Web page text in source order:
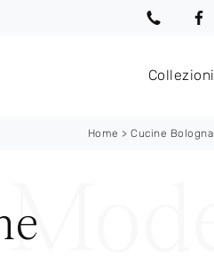
Collezioni
Home > Cucine Bologna